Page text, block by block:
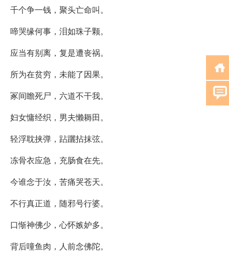
千个争一钱，聚头亡命叫。
啼哭缘何事，泪如珠子颗。
应当有别离，复是遭丧祸。
所为在贫穷，未能了因果。
冢间瞻死尸，六道不干我。
妇女慵经织，男夫懒耨田。
轻浮耽挟弹，跕躧拈抹弦。
冻骨衣应急，充肠食在先。
今谁念于汝，苦痛哭苍天。
不行真正道，随邪号行婆。
口惭神佛少，心怀嫉妒多。
背后噇鱼肉，人前念佛陀。